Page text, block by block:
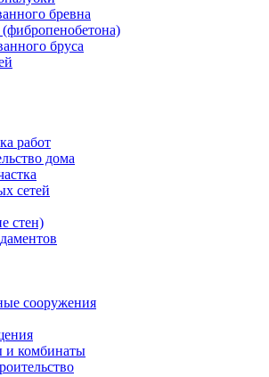
бревна
бруса
работ
дома
сетей
стен)
сооружения
комбинаты